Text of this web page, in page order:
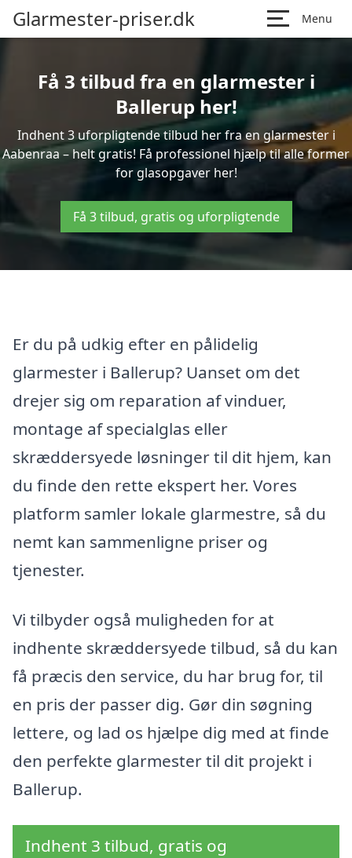
Glarmester-priser.dk Menu
Få 3 tilbud fra en glarmester i
Ballerup her!
Indhent 3 uforpligtende tilbud her fra en glarmester i
Aabenraa – helt gratis! Få professionel hjælp til alle former
for glasopgaver her!
Få 3 tilbud, gratis og uforpligtende
Er du på udkig efter en pålidelig
glarmester i Ballerup? Uanset om det
drejer sig om reparation af vinduer,
montage af specialglas eller
skræddersyede løsninger til dit hjem, kan
du finde den rette ekspert her. Vores
platform samler lokale glarmestre, så du
nemt kan sammenligne priser og
tjenester.
Vi tilbyder også muligheden for at
indhente skræddersyede tilbud, så du kan
få præcis den service, du har brug for, til
en pris der passer dig. Gør din søgning
lettere, og lad os hjælpe dig med at finde
den perfekte glarmester til dit projekt i
Ballerup.
Indhent 3 tilbud, gratis og